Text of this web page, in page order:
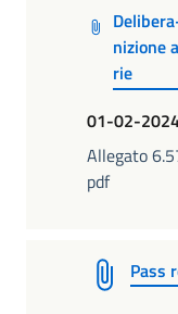
nizione
rie
01-02-
Allegato
pdf
Pass